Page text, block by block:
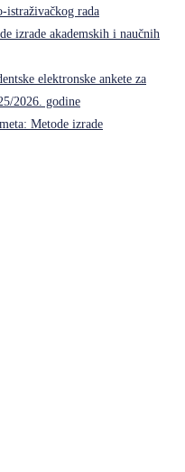
istraživačkog rada
izrade akademskih i naučnih
elektronske ankete za
2026. godine
Metode izrade